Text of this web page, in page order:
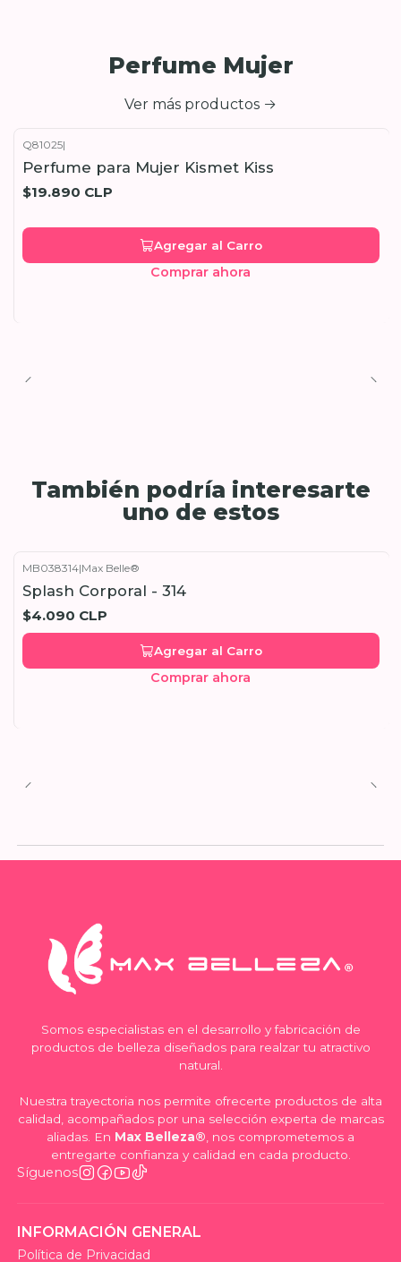
Perfume Mujer
Ver más productos
Q81025|
Perfume para Mujer Kismet Kiss
$19.890 CLP
Agregar al Carro
Comprar ahora
También podría interesarte
uno de estos
MB038314|Max Belle®
Splash Corporal - 314
$4.090 CLP
Agregar al Carro
Comprar ahora
Somos especialistas en el desarrollo y fabricación de
productos de belleza diseñados para realzar tu atractivo
natural.
Nuestra trayectoria nos permite ofrecerte productos de alta
calidad, acompañados por una selección experta de marcas
aliadas. En Max Belleza® , nos comprometemos a
entregarte confianza y calidad en cada producto.
Síguenos
INFORMACIÓN GENERAL
Política de Privacidad